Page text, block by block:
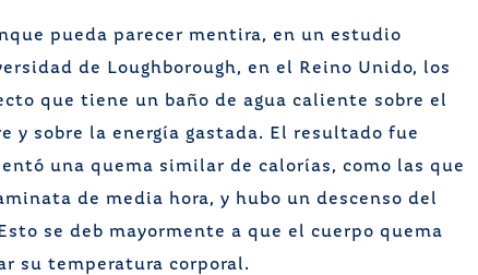
pueda parecer mentira, en un estudio
de Loughborough, en el Reino Unido, los
que tiene un baño de agua caliente sobre el
y sobre la energía gastada. El resultado fue
una quema similar de calorías, como las que
de media hora, y hubo un descenso del
se deb mayormente a que el cuerpo quema
su temperatura corporal.